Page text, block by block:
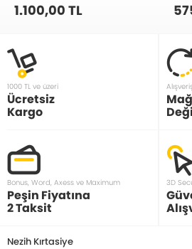
1.100,00 TL
1000 TL ve üzeri
Ücretsiz
Kargo
Bonus, Word, Axess ve Maximum
Peşin Fiyatına
2 Taksit
3D
Nezih Kırtasiye